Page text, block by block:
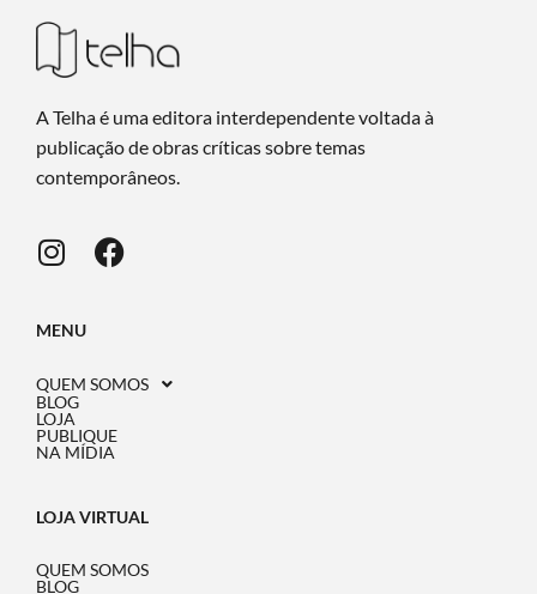
A Telha é uma editora interdependente voltada à
publicação de obras críticas sobre temas
contemporâneos.
MENU
QUEM SOMOS
BLOG
LOJA
PUBLIQUE
NA MÍDIA
LOJA VIRTUAL
QUEM SOMOS
BLOG